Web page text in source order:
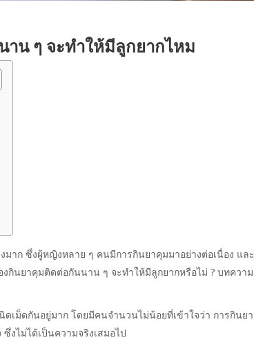
าน ๆ จะทำให้มีลูกยากไหม
าก ซึ่งผู้หญิงหลาย ๆ คนมีการกินยาคุมมาอย่างต่อเนื่อง และ
กินยาคุมติดต่อกันนาน ๆ จะทำให้มีลูกยากหรือไม่ ? บทความ
เม็ดกันอยู่มาก โดยมีคนจำนวนไม่น้อยที่เข้าใจว่า การกินยา
งไม่ได้เป็นความจริงเสมอไป